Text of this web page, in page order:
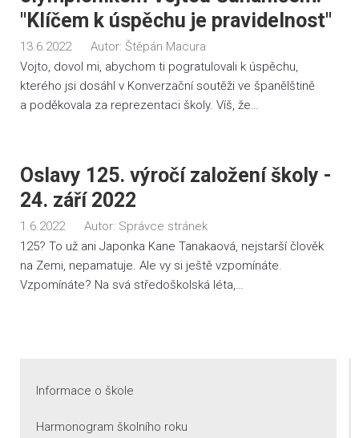
"Klíčem k úspěchu je pravidelnost"
13.6.2022 Autor: Štěpán Macura
Vojto, dovol mi, abychom ti pogratulovali k úspěchu,
kterého jsi dosáhl v Konverzační soutěži ve španělštině
a poděkovala za reprezentaci školy. Víš, že…
Oslavy 125. výročí založení školy -
24. září 2022
1.6.2022 Autor: Správce stránek
125? To už ani Japonka Kane Tanakaová, nejstarší člověk
na Zemi, nepamatuje. Ale vy si ještě vzpomínáte.
Vzpomínáte? Na svá středoškolská léta,…
Informace o škole
Harmonogram školního roku